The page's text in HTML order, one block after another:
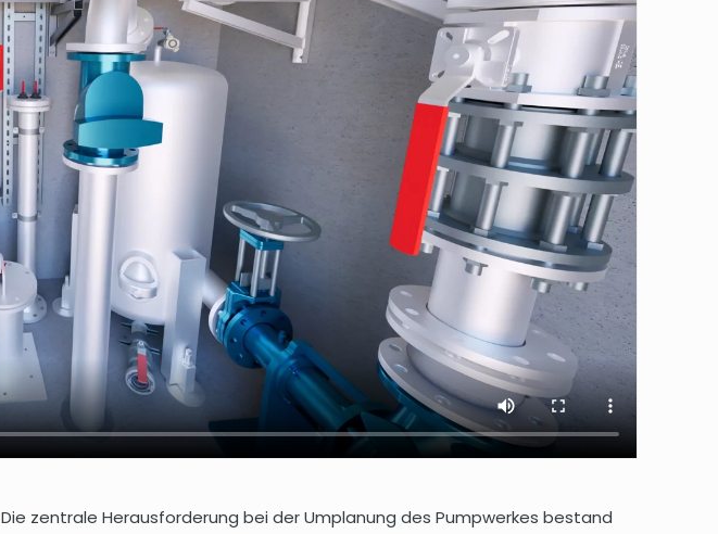
Die zentrale Herausforderung bei der Umplanung des Pumpwerkes bestand